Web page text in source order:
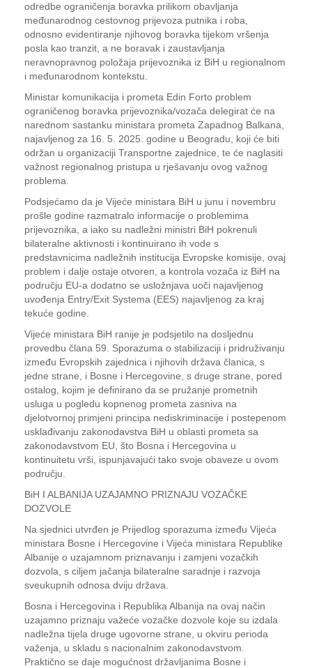
odredbe ograničenja boravka prilikom obavljanja
međunarodnog cestovnog prijevoza putnika i roba,
odnosno evidentiranje njihovog boravka tijekom vršenja
posla kao tranzit, a ne boravak i zaustavljanja
neravnopravnog položaja prijevoznika iz BiH u regionalnom
i međunarodnom kontekstu.
Ministar komunikacija i prometa Edin Forto problem
ograničenog boravka prijevoznika/vozača delegirat će na
narednom sastanku ministara prometa Zapadnog Balkana,
najavljenog za 16. 5. 2025. godine u Beogradu, koji će biti
održan u organizaciji Transportne zajednice, te će naglasiti
važnost regionalnog pristupa u rješavanju ovog važnog
problema.
Podsjećamo da je Vijeće ministara BiH u junu i novembru
prošle godine razmatralo informacije o problemima
prijevoznika, a iako su nadležni ministri BiH pokrenuli
bilateralne aktivnosti i kontinuirano ih vode s
predstavnicima nadležnih institucija Evropske komisije, ovaj
problem i dalje ostaje otvoren, a kontrola vozača iz BiH na
području EU-a dodatno se usložnjava uoči najavljenog
uvođenja Entry/Exit Systema (EES) najavljenog za kraj
tekuće godine.
Vijeće ministara BiH ranije je podsjetilo na dosljednu
provedbu člana 59. Sporazuma o stabilizaciji i pridruživanju
između Evropskih zajednica i njihovih država članica, s
jedne strane, i Bosne i Hercegovine, s druge strane, pored
ostalog, kojim je definirano da se pružanje prometnih
usluga u pogledu kopnenog prometa zasniva na
djelotvornoj primjeni principa nediskriminacije i postepenom
usklađivanju zakonodavstva BiH u oblasti prometa sa
zakonodavstvom EU, što Bosna i Hercegovina u
kontinuitetu vrši, ispunjavajući tako svoje obaveze u ovom
području.
BiH I ALBANIJA UZAJAMNO PRIZNAJU VOZAČKE
DOZVOLE
Na sjednici utvrđen je Prijedlog sporazuma između Vijeća
ministara Bosne i Hercegovine i Vijeća ministara Republike
Albanije o uzajamnom priznavanju i zamjeni vozačkih
dozvola, s ciljem jačanja bilateralne saradnje i razvoja
sveukupnih odnosa dviju država.
Bosna i Hercegovina i Republika Albanija na ovaj način
uzajamno priznaju važeće vozačke dozvole koje su izdala
nadležna tijela druge ugovorne strane, u okviru perioda
važenja, u skladu s nacionalnim zakonodavstvom.
Praktično se daje mogućnost državljanima Bosne i